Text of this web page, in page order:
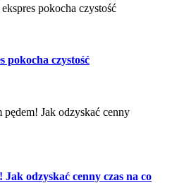
pokocha czystość
odzyskać cenny czas na co